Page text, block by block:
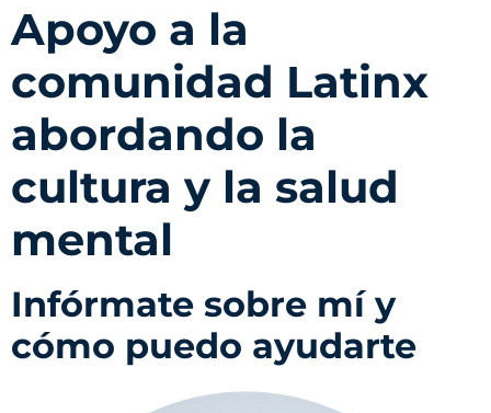
Apoyo a la
comunidad Latinx
abordando la
cultura y la salud
mental
Infórmate sobre mí y
cómo puedo ayudarte